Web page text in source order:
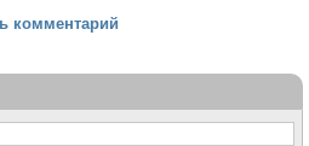
(О. Генри)
комментарий